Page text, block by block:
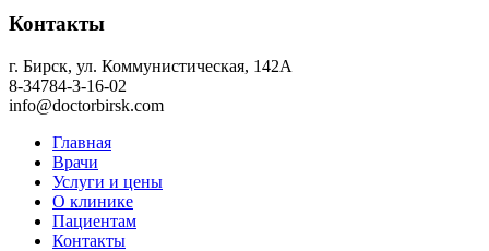
Контакты
г. Бирск, ул. Коммунистическая, 142А
8-34784-3-16-02
info@doctorbirsk.com
Главная
Врачи
Услуги и цены
О клинике
Пациентам
Контакты